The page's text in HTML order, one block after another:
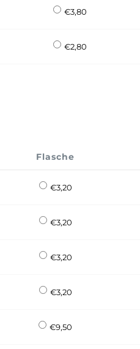
€3,80
€2,80
Flasche
€3,20
€3,20
€3,20
€3,20
€9,50